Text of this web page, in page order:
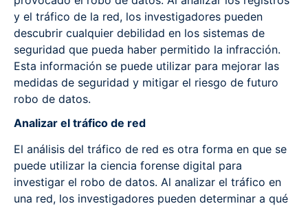
y el tráfico de la red, los investigadores pueden
descubrir cualquier debilidad en los sistemas de
seguridad que pueda haber permitido la infracción.
Esta información se puede utilizar para mejorar las
medidas de seguridad y mitigar el riesgo de futuro
robo de datos.
Analizar el tráfico de red
El análisis del tráfico de red es otra forma en que se
puede utilizar la ciencia forense digital para
investigar el robo de datos. Al analizar el tráfico en
una red, los investigadores pueden determinar a qué